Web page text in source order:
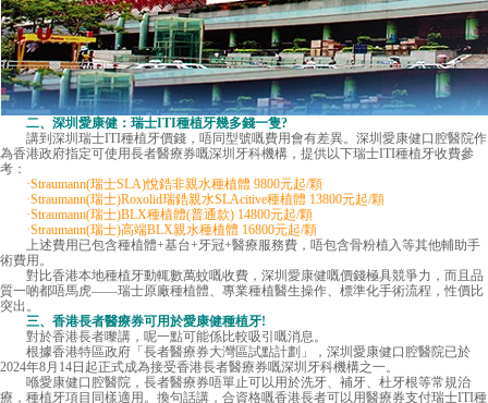
二、深圳愛康健：瑞士ITI種植牙幾多錢一隻?
講到深圳瑞士ITI種植牙價錢，唔同型號嘅費用會有差異。深圳愛康健口腔醫院作
為香港政府指定可使用長者醫療券嘅深圳牙科機構，提供以下瑞士ITI種植牙收費參
考：
·Straumann(瑞士SLA)悅鋯非親水種植體 9800元起/顆
·Straumann(瑞士)Roxolid瑞鋯親水SLAcitive種植體 13800元起/顆
·Straumann(瑞士)BLX種植體(普通款) 14800元起/顆
·Straumann(瑞士)高端BLX親水種植體 16800元起/顆
上述費用已包含種植體+基台+牙冠+醫療服務費，唔包含骨粉植入等其他輔助手
術費用。
對比香港本地種植牙動輒數萬蚊嘅收費，深圳 愛康健嘅價錢極具競爭力，而且品
質一啲都唔馬虎——瑞士原廠種植體、專業種植醫生操作、標準化手術流程，性價比
突出。
三、香港長者醫療券可用於愛康健種植牙!
對於香港長者嚟講，呢一點可能係比較吸引嘅消息。
根據香港特區政府「長者醫療券大灣區試點計劃」，深圳愛康健口腔醫院已於
2024年8月14日起正式成為接受香港長者醫療券嘅深圳牙科機構之一。
喺愛康健口腔醫院，長者醫療券唔單止可以用於洗牙、補牙、杜牙根等常規治
療，種植牙項目同樣適用。換句話講，合資格嘅香港長者可以用醫療券支付瑞士ITI種